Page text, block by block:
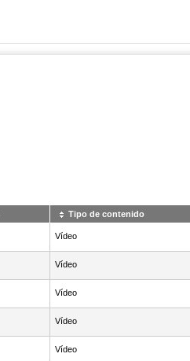
Tipo de contenido
Vídeo
Vídeo
Vídeo
Vídeo
Vídeo